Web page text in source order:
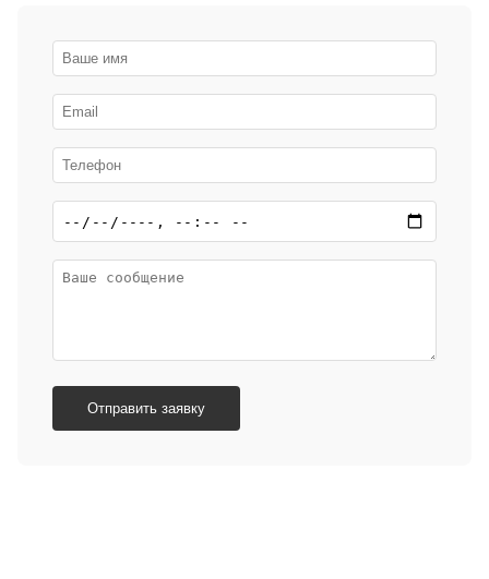
Отправить заявку